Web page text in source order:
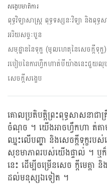
សង្ខេបមាតិការ
ពុទ្ធវិទ្យាសាស្រ្ត ពុទ្ធទស្សនៈវិទ្យា និងពុ
អរិយសច្ចៈបួន
សមុដ្ឋាននៃទុក្ខ (មូលហេតុនៃសេចក្តីទុក្ខ)
របៀបនៃការហ្វឹកហាត់បីយ៉ាងនេះជួយ
សេចក្តីសង្ខេប
គោលប្រតិបត្តិព្រះពុទ្ធសាសនាជា
ចំណុច ។ យើងអាចហ្វឹកហា ត់តា
ឈ្នះលើបញ្ហា និងសេចក្តីទុក្ខរ
សុខមាភាពរបស់យើងផ្ទាល់ ។ ឬ
នេះ ដើម្បីចម្រើនសេច ក្តីមេត្ត
ដល់មនុស្សឯទៀត ។